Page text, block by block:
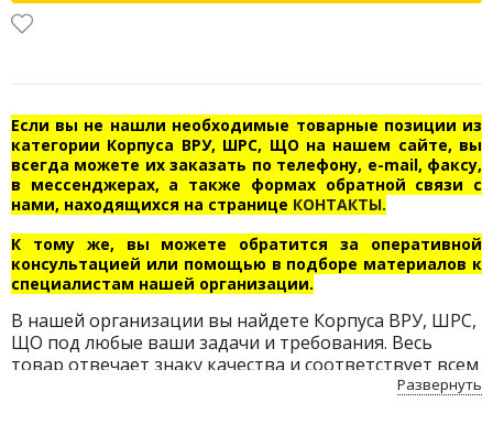
Если вы не нашли необходимые товарные позиции из
категории Корпуса ВРУ, ШРС, ЩО на нашем сайте, вы
всегда можете их заказать по телефону, e-mail, факсу,
в мессенджерах, а также формах обратной связи с
нами, находящихся на странице КОНТАКТЫ.
К тому же, вы можете обратится за оперативной
консультацией или помощью в подборе материалов к
специалистам нашей организации.
В нашей организации вы найдете Корпуса ВРУ, ШРС,
ЩО под любые ваши задачи и требования. Весь
товар отвечает знаку качества и соответствует всем
нормам безопасности. Приобретайте Корпуса ВРУ,
Развернуть